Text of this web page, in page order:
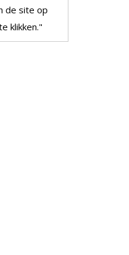
de site op
klikken."